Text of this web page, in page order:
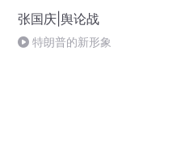
张国庆|舆论战
特朗普的新形象